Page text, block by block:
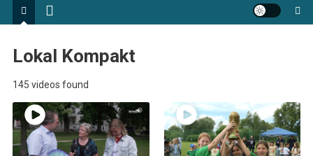
Lokal Kompakt
145 videos found